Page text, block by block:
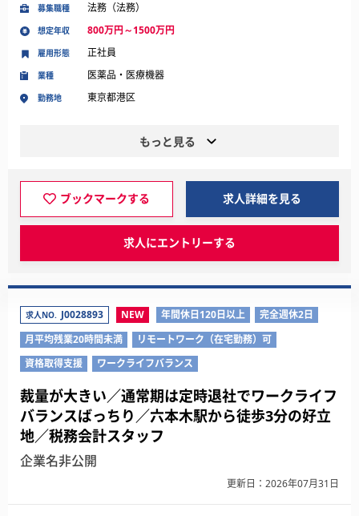
募集職種 法務（法務）
想定年収 800万円～1500万円
業種 医薬品・医療機器
勤務地 東京都港区
雇用形態 正社員
もっと見る
ブックマークする 求人詳細を見る
求人にエントリーする
求人NO. J0028893 NEW 年間休日120日以上
完全週休2日
月平均残業20時間未満
リモートワーク（在宅勤務）可
資格取得支援
ワークライフバランス
裁量が大きい／通常期は定時退社でワークライフ
バランスばっちり／六本木駅から徒歩3分の好立
地／税務会計スタッフ
企業名非公開
更新日：2026年07月31日